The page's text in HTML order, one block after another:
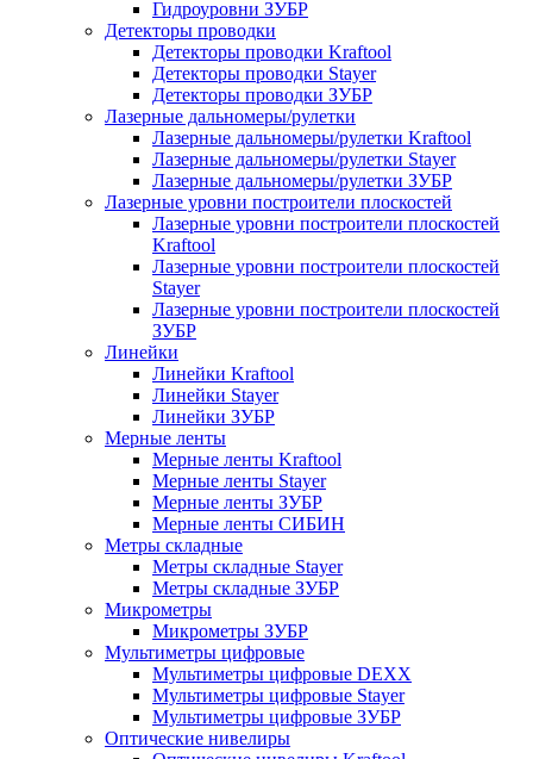
Гидроуровни ЗУБР
Детекторы проводки
Детекторы проводки Kraftool
Детекторы проводки Stayer
Детекторы проводки ЗУБР
Лазерные дальномеры/рулетки
Лазерные дальномеры/рулетки Kraftool
Лазерные дальномеры/рулетки Stayer
Лазерные дальномеры/рулетки ЗУБР
Лазерные уровни построители плоскостей
Лазерные уровни построители плоскостей
Kraftool
Лазерные уровни построители плоскостей
Stayer
Лазерные уровни построители плоскостей
ЗУБР
Линейки
Линейки Kraftool
Линейки Stayer
Линейки ЗУБР
Мерные ленты
Мерные ленты Kraftool
Мерные ленты Stayer
Мерные ленты ЗУБР
Мерные ленты СИБИН
Метры складные
Метры складные Stayer
Метры складные ЗУБР
Микрометры
Микрометры ЗУБР
Мультиметры цифровые
Мультиметры цифровые DEXX
Мультиметры цифровые Stayer
Мультиметры цифровые ЗУБР
Оптические нивелиры